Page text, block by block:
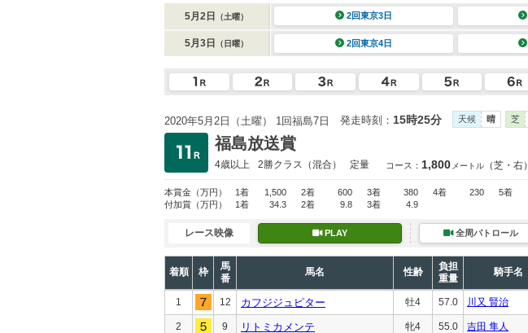
5月2日 （土曜） 2回東京3日
5月3日 （日曜） 2回東京4日
2020年5月2日（土曜） 1回福島7日 発走時刻： 15時25分 天候 晴 芝
福島放送賞
4歳以上 2勝クラス （混合） 定量 コース： 1,800 メートル （芝・右）
本賞金 （万円） 1着 1,500 2着 600 3着 380 4着 230 5着
付加賞 （万円） 1着 34.3 2着 9.8 3着 4.9
レース映像 PLAY 全周パトロール
着順 枠
馬
番
馬名 性齢
負担
重量
騎手名
1 12 カフジジュピター 牡4 57.0 川又 賢治
2 9 リトミカメンテ 牝4 55.0 吉田 隼人